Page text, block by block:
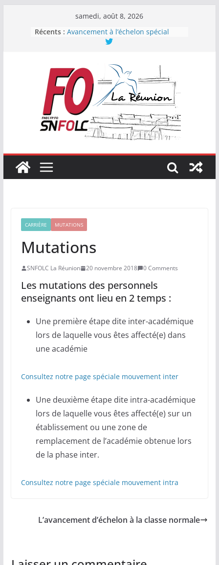
samedi, août 8, 2026
Récents : Avancement à l’échelon spécial
organisation syndicale de la
Fonction publique de l’État
En CAPN des professeurs, CPE et
PsyEN, la FNEC FP-FO se renforce !
Élections professionnelles 2022 :
FO encore en progression !
CARRIÈRE MUTATIONS
Mutations
SNFOLC La Réunion 20 novembre 2018 0 Comments
Les mutations des personnels
enseignants ont lieu en 2 temps :
Une première étape dite inter-académique
lors de laquelle vous êtes affecté(e) dans
une académie
Consultez notre page spéciale mouvement inter
Une deuxième étape dite intra-académique
lors de laquelle vous êtes affecté(e) sur un
établissement ou une zone de
remplacement de l’académie obtenue lors
de la phase inter.
Consultez notre page spéciale mouvement intra
L’avancement d’échelon à la classe normale